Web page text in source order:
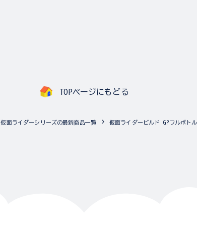
TOPページにもどる
仮面ライダーシリーズの最新商品一覧 仮面ライダービルド GPフルボト